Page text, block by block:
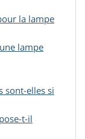
la lampe
lampe
sont-elles si
t-il